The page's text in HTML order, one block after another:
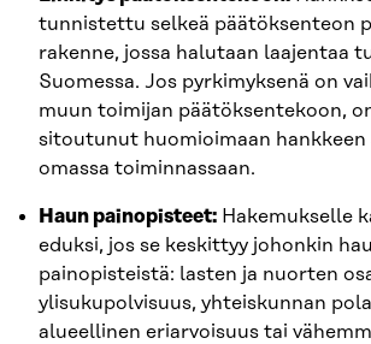
tunnistettu selkeä päätöksenteon
rakenne, jossa halutaan laajentaa
Suomessa. Jos pyrkimyksenä on
muun toimijan päätöksentekoon,
sitoutunut huomioimaan
omassa toiminnassaan.
Haun painopisteet: Hakemukselle
eduksi, jos se keskittyy johonkin
painopisteistä: lasten ja nuorten
ylisukupolvisuus, yhteiskunnan
alueellinen eriarvoisuus tai